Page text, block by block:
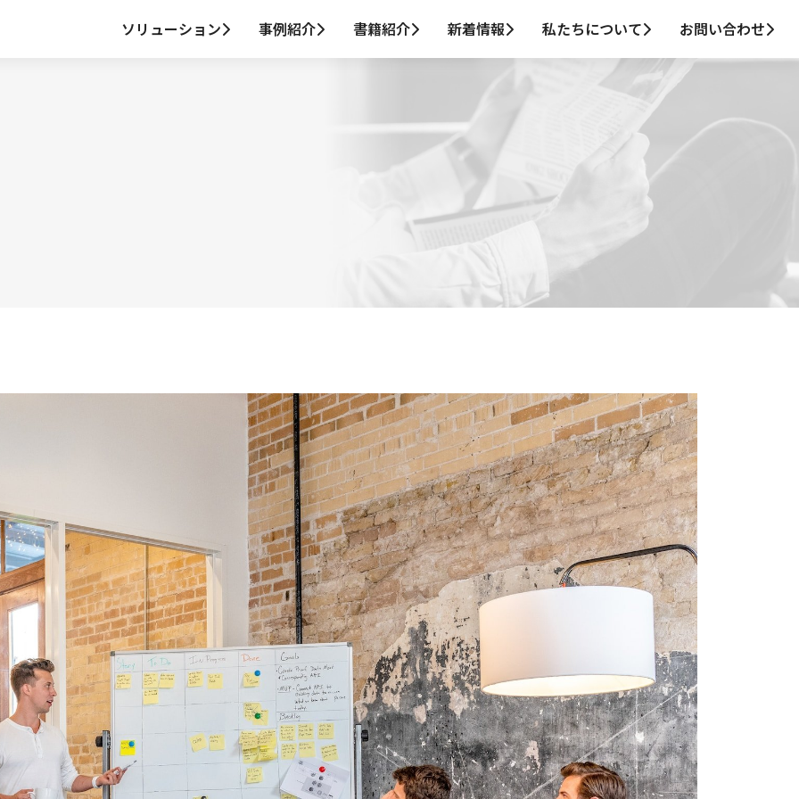
ソリューション 事例紹介 書籍紹介 新着情報 私たちについて お問い合わせ